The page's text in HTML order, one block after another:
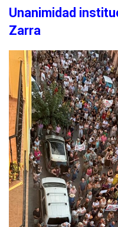
Unanimidad
Zarra